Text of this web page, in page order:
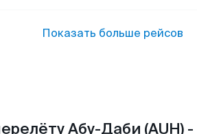
Показать больше рейсов
Абу-Даби (AUH)